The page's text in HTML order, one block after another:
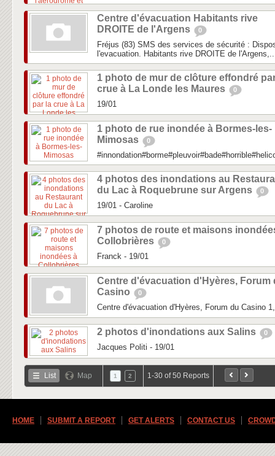
Centre d'évacuation Habitants rive
DROITE de l'Argens
0
Fréjus (83) SMS des services de sécurité :
l'evacuation. Habitants rive DROITE de
1 photo de mur de clôture effondré
crue à La Londe les Maures
0
19/01
1 photo de rue inondée à Bormes-les-
Mimosas
0
4 photos des inondations au
du Lac à Roquebrune sur Argens
0
19/01 - Caroline
7 photos de route et maisons
Collobrières
0
Franck - 19/01
Centre d'évacuation d'Hyères, Forum
Casino
0
Centre d'évacuation d'Hyères, Forum du Casino
2 photos d'inondations aux Salins 0
Jacques Politi - 19/01
List Map 1 2 1-30 of 50 Reports
HOME SUBMIT A REPORT GET ALERTS CONTACT US